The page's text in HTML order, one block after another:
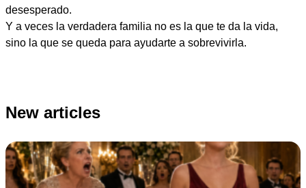
desesperado.
Y a veces la verdadera familia no es la que te da la vida,
sino la que se queda para ayudarte a sobrevivirla.
New articles